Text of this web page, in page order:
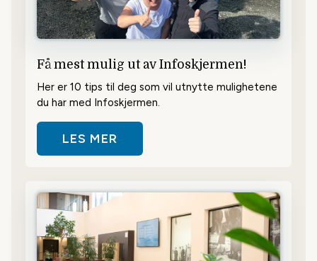
Få mest mulig ut av Infoskjermen!
Her er 10 tips til deg som vil utnytte mulighetene
du har med Infoskjermen.
LES MER
OM FÅ MEST MULIG UT AV